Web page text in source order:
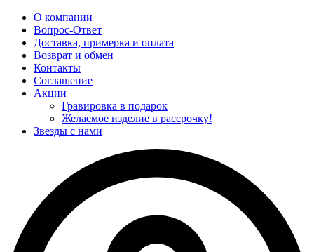
О компании
Вопрос-Ответ
Доставка, примерка и оплата
Возврат и обмен
Контакты
Соглашение
Акции
Гравировка в подарок
Желаемое изделие в рассрочку!
Звезды с нами